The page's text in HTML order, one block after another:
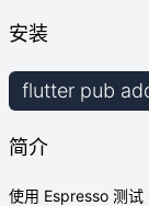
安装
flutter pub
简介
使用 Espresso 测